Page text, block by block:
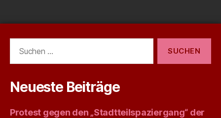
nach:
Neueste Beiträge
Protest gegen den „Stadtteilspaziergang“ der